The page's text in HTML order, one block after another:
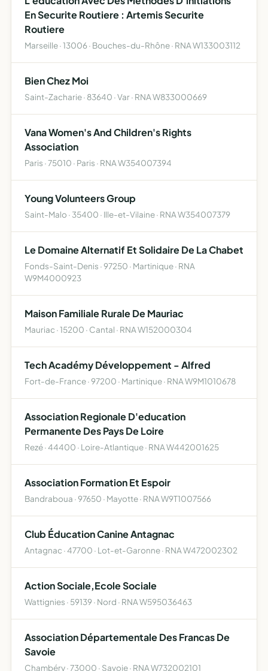
En Securite Routiere : Artemis Securite
Routiere
Marseille · 13006 · Bouches-du-Rhône · RNA W133003112
Bien Chez Moi
Saint-Zacharie · 83640 · Var · RNA W833000669
Vana Women's And Children's Rights
Association
Paris · 75010 · Paris · RNA W354007394
Young Volunteers Group
Saint-Malo · 35400 · Ille-et-Vilaine · RNA W354007379
Le Domaine Alternatif Et Solidaire De La Chabet
Fonds-Saint-Denis · 97250 · Martinique · RNA
W9M4000923
Maison Familiale Rurale De Mauriac
Mauriac · 15200 · Cantal · RNA W152000304
Tech Académy Développement - Alfred
Fort-de-France · 97200 · Martinique · RNA W9M1010678
Association Regionale D'education
Permanente Des Pays De Loire
Rezé · 44400 · Loire-Atlantique · RNA W442001625
Association Formation Et Espoir
Bandraboua · 97650 · Mayotte · RNA W9T1007566
Club Éducation Canine Antagnac
Antagnac · 47700 · Lot-et-Garonne · RNA W472002302
Action Sociale,Ecole Sociale
Wattignies · 59139 · Nord · RNA W595036463
Association Départementale Des Francas De
Savoie
Chambéry · 73000 · Savoie · RNA W732002101